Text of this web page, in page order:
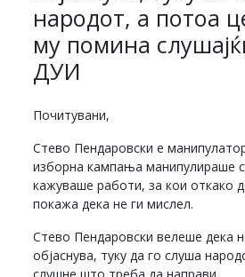
народот, а потоа
му помина
ДУИ
Почитувани,
Стево Пендаровски е
изборна кампања манипулираше
кажуваше работи, за кои откако
покажа дека не ги мислел.
Стево Пендаровски велеше дека
објаснува, туку да го слуша